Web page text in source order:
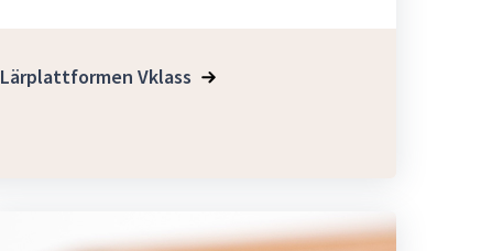
Lärplattformen Vklass